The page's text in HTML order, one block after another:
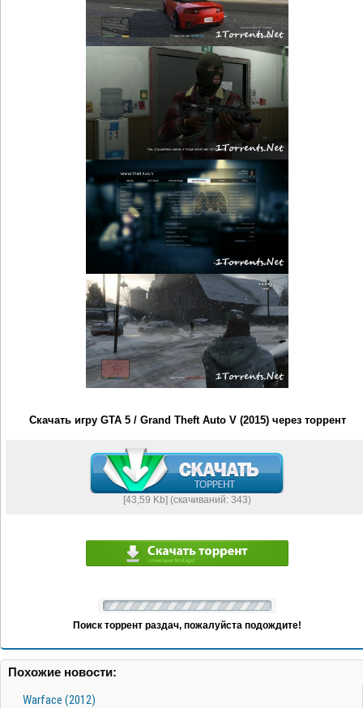
Скачать игру GTA 5 / Grand Theft Auto V (2015) через торрент
[43,59 Kb] (cкачиваний: 343)
Поиск торрент раздач, пожалуйста подождите!
Похожие новости:
Warface (2012)